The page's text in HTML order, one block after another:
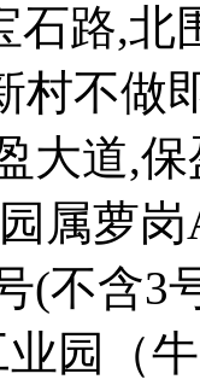
石路,
村不做
大道,
属萝
(不含3
园（